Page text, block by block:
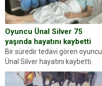
Oyuncu Ünal Silver 75
yaşında hayatını kaybetti
Bir süredir tedavi gören oyuncu
Ünal Silver hayatını kaybetti.
Haberi, oyuncunun menajerlik
ajansı duyurdu. Renda Güner,